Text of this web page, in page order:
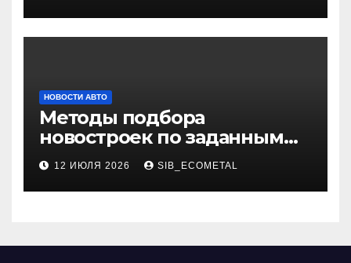
НОВОСТИ АВТО
Методы подбора
новостроек по заданным
критериям
12 ИЮЛЯ 2026 SIB_ECOMETAL